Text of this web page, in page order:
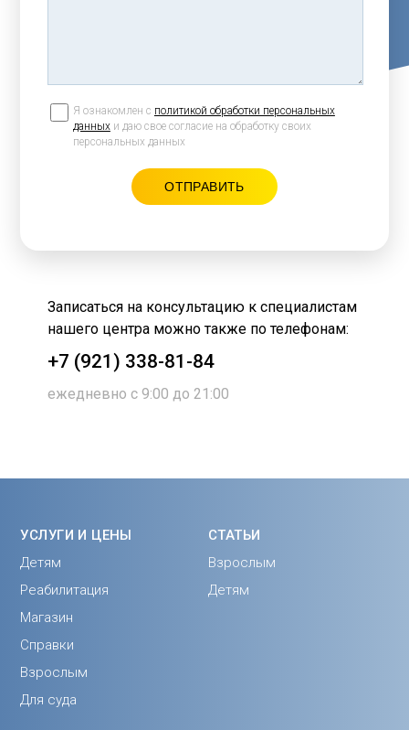
Я ознакомлен с политикой обработки персональных
данныхи даю свое согласие на обработку своих
персональных данных
Записаться на консультацию к специалистам
нашего центра можно также по телефонам:
+7 (921) 338-81-84
ежедневно с 9:00 до 21:00
УСЛУГИ И ЦЕНЫ
Детям
Реабилитация
Магазин
Справки
Взрослым
Для суда
СТАТЬИ
Взрослым
Детям